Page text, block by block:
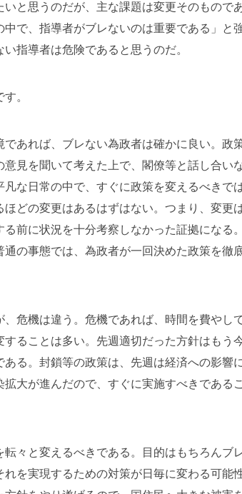
と思うのだが、主な課題は変更そのもので
で、指導者がブレないのは重要である」と
指導者は危険であると思うのだ。
。
あれば、ブレない為政者は確かに良い。政
見を聞いて考えた上で、閣僚等と話し合い
な日常の中で、すぐに政策を変えるべきで
どの変更はあるはずはない。つまり、変更
前に状況を十分考察しなかった証拠になる
の事態では、為政者が一回決めた政策を徹
危機は違う。危機であれば、時間を費やし
ることは多い。先週適切だった方針はもう
る。封鎖等の政策は、先週は経済への影響
大が進んだので、すぐに実施すべきである
々と変えるべきである。目的はもちろんブ
を実現するための対策が日毎に変わる可能